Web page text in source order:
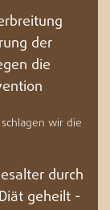
der
die
wir die
durch
geheilt -